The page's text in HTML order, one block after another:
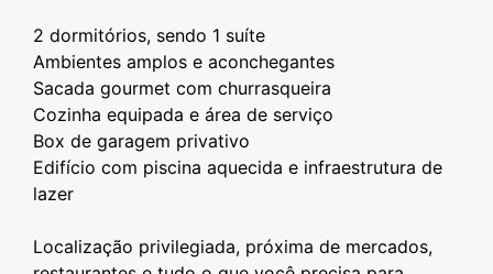
2 dormitórios, sendo 1 suíte
Ambientes amplos e aconchegantes
Sacada gourmet com churrasqueira
Cozinha equipada e área de serviço
Box de garagem privativo
Edifício com piscina aquecida e infraestrutura de
lazer
Localização privilegiada, próxima de mercados,